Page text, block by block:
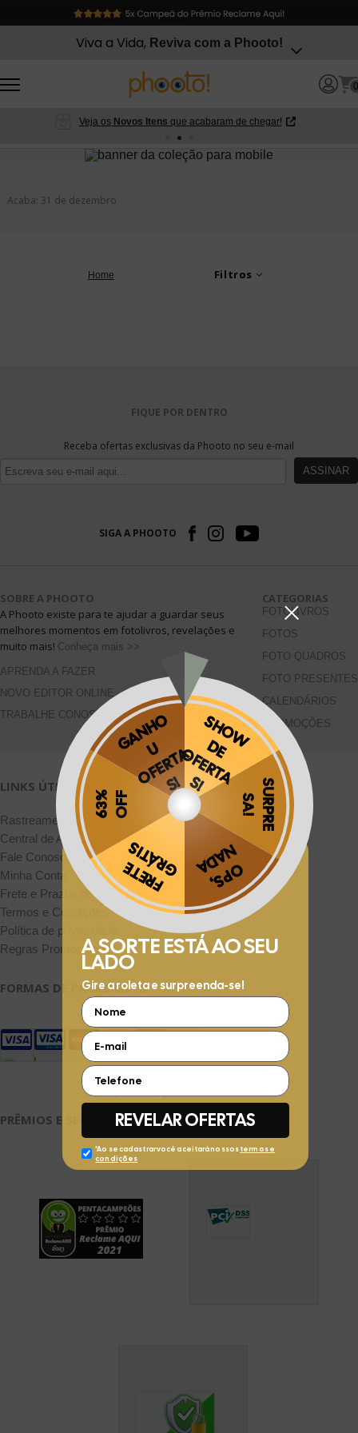
Viva a Vida, Reviva com a Phooto!
0
Veja osNovos Itens que acabaram de chegar!
Acaba: 31 de dezembro
Home Filtros
FIQUE POR DENTRO
Receba ofertas exclusivas da Phooto no seu e-mail
ASSINAR
Obrigado por se cadastrar na
Aproveite e receba as novidades e ofertas exclusivas da
SIGA A PHOOTO
SOBRE A PHOOTO
A Phooto existe para te ajudar a guardar seus
melhores momentos em fotolivros, revelações e
muito mais! Conheça mais >>
APRENDA A FAZER
NOVO EDITOR ONLINE
TRABALHE CONOSCO
CATEGORIAS
FOTOLIVROS
FOTOS
FOTO QUADROS
FOTO PRESENTES
CALENDÁRIOS
PROMOÇÕES
LINKS ÚTEIS
Rastreamento de Pedidos
Central de Atendimento
Fale Conosco pelo WhatsApp
Minha Conta
Frete e Prazos de entrega
Termos e Condições
Política de privacidade
Regras Promocionais
FORMAS DE PAGAMENTO
PRÊMIOS E SEGURANÇA